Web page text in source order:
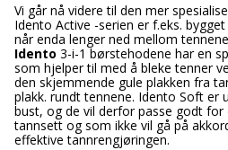
Vi går nå videre til den mer
Idento Active -serien er f.eks.
når enda lenger ned mellom
Idento 3-i-1 børstehodene har en
som hjelper til med å bleke tenner
den skjemmende gule plakken fra
plakk. rundt tennene. Idento Soft er
bust, og de vil derfor passe godt
tannsett og som ikke vil gå på
effektive tannrengjøringen.